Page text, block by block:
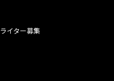
ライター募集